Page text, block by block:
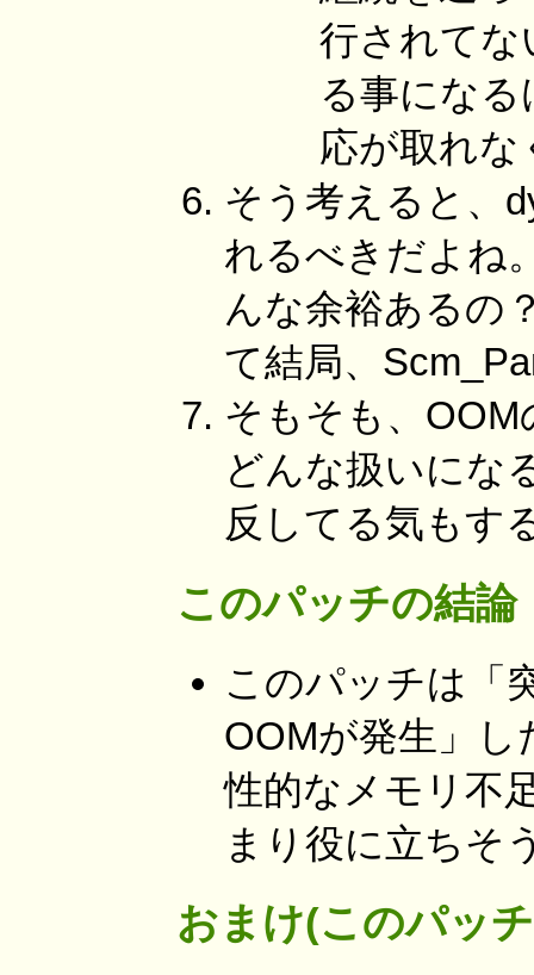
行されてな
る事にな
応が取れ
そう考えると、
れるべきだよね
んな余裕あるの
て結局、
そもそも、
どんな扱いにな
反してる気もす
このパッチの結論
このパッチは「
OOMが発生」
性的なメモリ不
まり役に立ちそ
おまけ(このパッ